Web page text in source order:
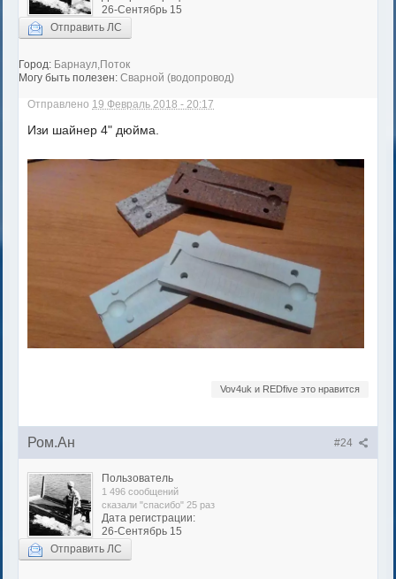
26-Сентябрь 15
Отправить ЛС
Город: Барнаул,Поток
Могу быть полезен: Сварной (водопровод)
Отправлено 19 Февраль 2018 - 20:17
Изи шайнер 4" дюйма.
Vov4uk и REDfive это нравится
#24
Ром.Ан
Пользователь
1 496 сообщений
сказали "спасибо" 25 раз
Дата регистрации:
26-Сентябрь 15
Отправить ЛС